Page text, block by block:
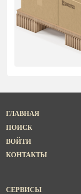
ГЛАВНАЯ
ПОИСК
ВОЙТИ
КОНТАКТЫ
СЕРВИСЫ